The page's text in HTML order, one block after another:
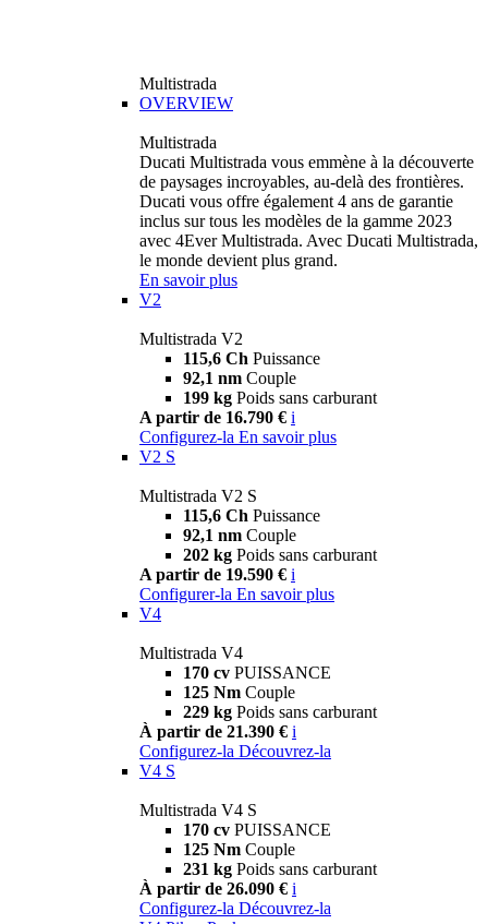
Multistrada
OVERVIEW
Multistrada
Ducati Multistrada vous emmène à la découverte
de paysages incroyables, au-delà des frontières.
Ducati vous offre également 4 ans de garantie
inclus sur tous les modèles de la gamme 2023
avec 4Ever Multistrada. Avec Ducati Multistrada,
le monde devient plus grand.
En savoir plus
V2
Multistrada V2
115,6 Ch Puissance
92,1 nm Couple
199 kg Poids sans carburant
A partir de 16.790 € i
Configurez-la En savoir plus
V2 S
Multistrada V2 S
115,6 Ch Puissance
92,1 nm Couple
202 kg Poids sans carburant
A partir de 19.590 € i
Configurer-la En savoir plus
V4
Multistrada V4
170 cv PUISSANCE
125 Nm Couple
229 kg Poids sans carburant
À partir de 21.390 € i
Configurez-la Découvrez-la
V4 S
Multistrada V4 S
170 cv PUISSANCE
125 Nm Couple
231 kg Poids sans carburant
À partir de 26.090 € i
Configurez-la Découvrez-la